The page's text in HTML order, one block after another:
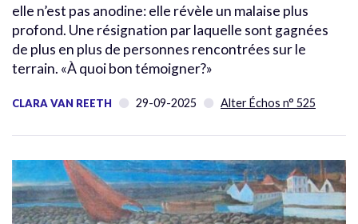
elle n’est pas anodine: elle révèle un malaise plus
profond. Une résignation par laquelle sont gagnées
de plus en plus de personnes rencontrées sur le
terrain. «À quoi bon témoigner?»
CLARA VAN REETH 29-09-2025 Alter Échos n° 525